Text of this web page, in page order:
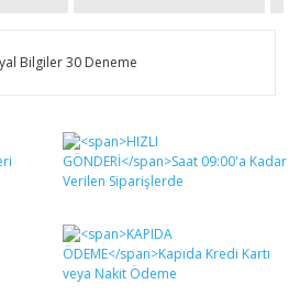
Bilgiler 30 Deneme
ilk yorumu siz yapın!
Yorum Yaz
resim, ürün açıklamalarında ve
gördüğünüz noktaları öneri
iletebilirsiniz.
için teşekkür ederiz.
bozuk veya görüntülenemiyor.
eksik bilgiler bulunuyor.